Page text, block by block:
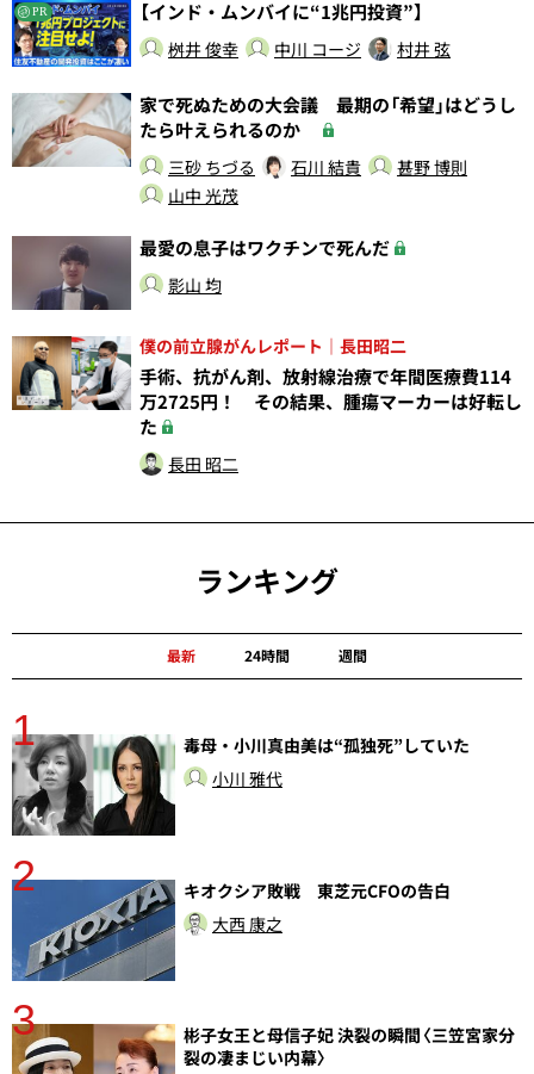
PR 【インド・ムンバイに“1兆円投資”】
桝井 俊幸 中川 コージ 村井 弦
家で死ぬための大会議 最期の「希望」はどうし
たら叶えられるのか
三砂 ちづる 石川 結貴
甚野 博則
山中 光茂
最愛の息子はワクチンで死んだ
影山 均
僕の前立腺がんレポート｜長田昭二
手術、抗がん剤、放射線治療で年間医療費114
万2725円！ その結果、腫瘍マーカーは好転し
た
長田 昭二
ランキング
最新 24時間 週間
1
毒母・小川真由美は“孤独死”していた
小川 雅代
2
キオクシア敗戦 東芝元CFOの告白
大西 康之
3
彬子女王と母信子妃 決裂の瞬間〈三笠宮家分
裂の凄まじい内幕〉